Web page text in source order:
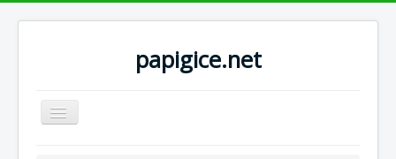
papigice.net
Toggle
Navigation